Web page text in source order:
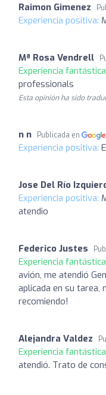
Raimon Gimenez
Experiencia positiva:
Mª Rosa Vendrell
Experiencia
professionals
Esta opinión ha sido
n n Publicada en
Experiencia positiva:
Jose Del Río
Experiencia positiva:
atendio
Federico Justes
Experiencia
avión, me atendió
aplicada en su
recomiendo!
Alejandra Valdez
Experiencia
atendió. Trato de